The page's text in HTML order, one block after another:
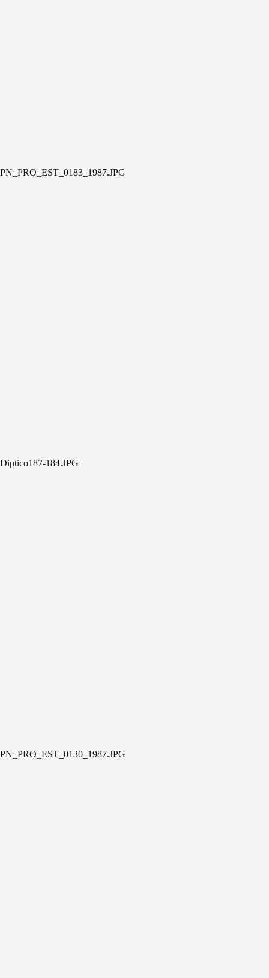
PN_PRO_EST_0183_1987.JPG
Diptico187-184.JPG
PN_PRO_EST_0130_1987.JPG